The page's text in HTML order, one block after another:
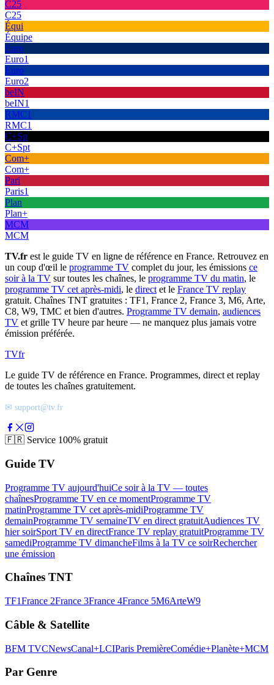
C25
C25
Équi
Équipe
Euro
Euro1
Euro
Euro2
beIN
beIN1
RMC1
RMC1
C+Sp
C+Spt
Com+
Com+
Pari
Paris1
Plan
Plan+
MCM
MCM
TV.fr est le guide TV en ligne de référence en France. Retrouvez en
un coup d'œil le programme TV complet du jour, les émissions ce
soir à la TV sur toutes les chaînes, le programme TV du matin, le
programme TV cet après-midi, le direct et le France TV replay
gratuit. Chaînes TNT gratuites : TF1, France 2, France 3, M6, Arte,
C8, W9, TMC et bien d'autres. Programme TV demain, audiences
TV et grille TV heure par heure — ne manquez plus jamais votre
émission préférée.
TVfr
Le guide TV de référence en France. Programmes, direct et replay
de toutes les chaînes gratuitement.
✉ support@tv.fr
🇫🇷 Service 100% gratuit
Guide TV
Programme TV aujourd'huiCe soir à la TV — toutes
chaînesProgramme TV en ce momentProgramme TV
matinProgramme TV cet après-midiProgramme TV
demainProgramme TV semaineTV en direct gratuitAudiences TV
hier soirSport TV en directFrance TV replay gratuitProgramme TV
samediProgramme TV dimancheFilms à la TV ce soirRechercher
une émission
Chaînes TNT
TF1France 2France 3France 4France 5M6ArteW9
Câble & Satellite
BFM TVCNewsCanal+LCIParis PremièreComédie+Planète+MCM
Par Genre